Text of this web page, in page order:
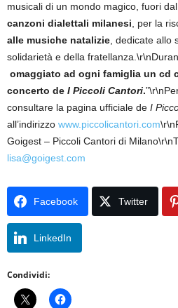
musicali di un mondo magico, fuori
canzoni dialettali milanesi , per la
alle musiche natalizie , dedicate
solidarietà e della
omaggiato ad ogni famiglia un cd
concerto de I Piccoli Cantori.
consultare la pagina ufficiale de I
all’indirizzo www.piccolicantori.com
Goigest – Piccoli Cantori di
lisa@goigest.com
Facebook Twitter
LinkedIn
Condividi: